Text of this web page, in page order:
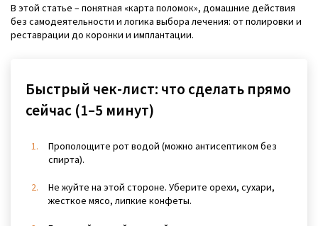
В этой статье – понятная «карта поломок», домашние действия
без самодеятельности и логика выбора лечения: от полировки и
реставрации до коронки и имплантации.
Быстрый чек-лист: что сделать прямо
сейчас (1–5 минут)
Прополощите рот водой (можно антисептиком без
спирта).
Не жуйте на этой стороне. Уберите орехи, сухари,
жесткое мясо, липкие конфеты.